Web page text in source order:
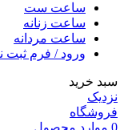
ساعت ست
ساعت زنانه
ساعت مردانه
ورود / فرم ثبت
سبد خرید
نزدیک
فروشگاه